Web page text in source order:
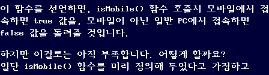
이 함수를 선언하면, isMobile() 함수 호출시 모바일에서 접
속하면 true 값을, 모바일이 아닌 일반 PC에서 접속하면
false 값을 돌려줄 것입니다.
하지만 이걸로는 아직 부족합니다. 어떻게 할까요?
일단 isMobile() 함수를 미리 정의해 두었다고 가정하고